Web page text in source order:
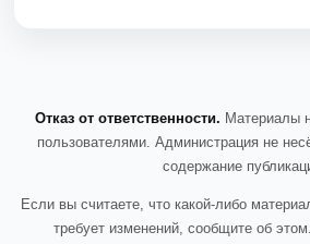
Отказ от ответственности. Материалы
пользователями. Администрация не
содержание
Если вы считаете, что какой-либо
требует изменений, сообщите об